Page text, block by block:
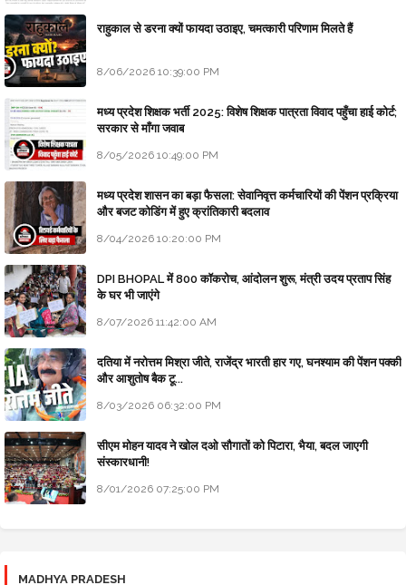
राहुकाल से डरना क्यों फायदा उठाइए, चमत्कारी परिणाम मिलते हैं
8/06/2026 10:39:00 PM
मध्य प्रदेश शिक्षक भर्ती 2025: विशेष शिक्षक पात्रता विवाद पहुँचा हाई कोर्ट;
सरकार से माँगा जवाब
8/05/2026 10:49:00 PM
मध्य प्रदेश शासन का बड़ा फैसला: सेवानिवृत्त कर्मचारियों की पेंशन प्रक्रिया
और बजट कोडिंग में हुए क्रांतिकारी बदलाव
8/04/2026 10:20:00 PM
DPI BHOPAL में 800 कॉकरोच, आंदोलन शुरू, मंत्री उदय प्रताप सिंह
के घर भी जाएंगे
8/07/2026 11:42:00 AM
दतिया में नरोत्तम मिश्रा जीते, राजेंद्र भारती हार गए, घनश्याम की पेंशन पक्की
और आशुतोष बैक टू...
8/03/2026 06:32:00 PM
सीएम मोहन यादव ने खोल दओ सौगातों को पिटारा, भैया, बदल जाएगी
संस्कारधानी!
8/01/2026 07:25:00 PM
MADHYA PRADESH